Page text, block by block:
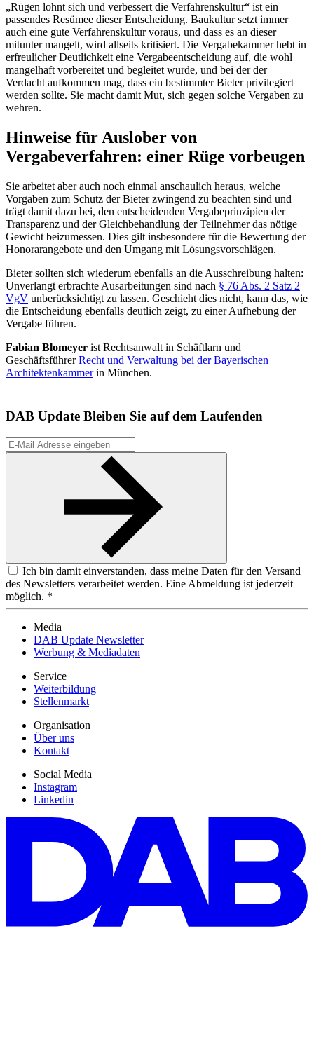
„Rügen lohnt sich und verbessert die Verfahrenskultur“ ist ein
passendes Resümee dieser Entscheidung. Baukultur setzt immer
auch eine gute Verfahrenskultur voraus, und dass es an dieser
mitunter mangelt, wird allseits kritisiert. Die Vergabekammer hebt in
erfreulicher Deutlichkeit eine Vergabeentscheidung auf, die wohl
mangelhaft vorbereitet und begleitet wurde, und bei der der
Verdacht aufkommen mag, dass ein bestimmter Bieter privilegiert
werden sollte. Sie macht damit Mut, sich gegen solche Vergaben zu
wehren.
Hinweise für Auslober von
Vergabeverfahren: einer Rüge vorbeugen
Sie arbeitet aber auch noch einmal anschaulich heraus, welche
Vorgaben zum Schutz der Bieter zwingend zu beachten sind und
trägt damit dazu bei, den entscheidenden Vergabeprinzipien der
Transparenz und der Gleichbehandlung der Teilnehmer das nötige
Gewicht beizumessen. Dies gilt insbesondere für die Bewertung der
Honorarangebote und den Umgang mit Lösungsvorschlägen.
Bieter sollten sich wiederum ebenfalls an die Ausschreibung halten:
Unverlangt erbrachte Ausarbeitungen sind nach § 76 Abs. 2 Satz 2
VgV unberücksichtigt zu lassen. Geschieht dies nicht, kann das, wie
die Entscheidung ebenfalls deutlich zeigt, zu einer Aufhebung der
Vergabe führen.
Fabian Blomeyer ist Rechtsanwalt in Schäftlarn und
GeschäftsführerRecht und Verwaltung bei der Bayerischen
Architektenkammerin München.
DAB Update Bleiben Sie auf dem Laufenden
Ich bin damit einverstanden, dass meine Daten für den Versand
des Newsletters verarbeitet werden. Eine Abmeldung ist jederzeit
möglich. *
Media
DAB Update Newsletter
Werbung & Mediadaten
Service
Weiterbildung
Stellenmarkt
Organisation
Über uns
Kontakt
Social Media
Instagram
Linkedin